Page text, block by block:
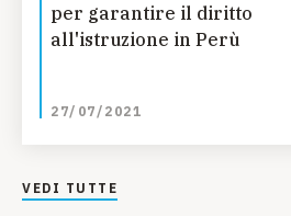
per garantire il diritto
all'istruzione in Perù
27/07/2021
VEDI TUTTE